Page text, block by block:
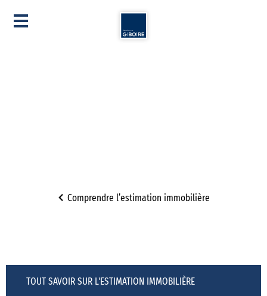
Comprendre l’estimation immobilière
TOUT SAVOIR SUR L'ESTIMATION IMMOBILIÈRE